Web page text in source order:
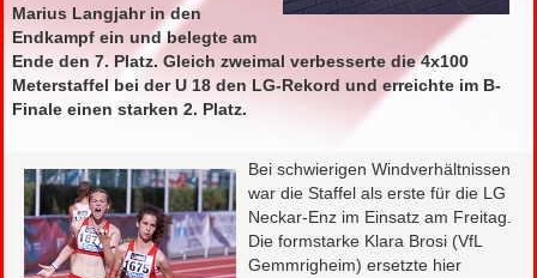
Marius Langjahr in den
Endkampf ein und belegte am
Ende den 7. Platz. Gleich zweimal verbesserte die 4x100
Meterstaffel bei der U 18 den LG-Rekord und erreichte im B-
Finale einen starken 2. Platz.
Bei schwierigen Windverhältnissen
war die Staffel als erste für die LG
Neckar-Enz im Einsatz am Freitag.
Die formstarke Klara Brosi (VfL
Gemmrigheim) ersetzte hier